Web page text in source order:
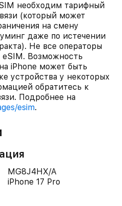
необходим тарифный
(который может
на смену
даже по истечении
Не все операторы
Возможность
iPhone может быть
устройства у некоторых
обратитесь к
Подробнее на
esim.
MG8J4HX/A
iPhone 17 Pro